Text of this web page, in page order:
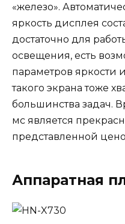
«железо».
яркость дисплея
достаточно для
освещения, есть
параметров яркости
такого экрана тоже
большинства задач.
мс является
представленной
Аппаратная